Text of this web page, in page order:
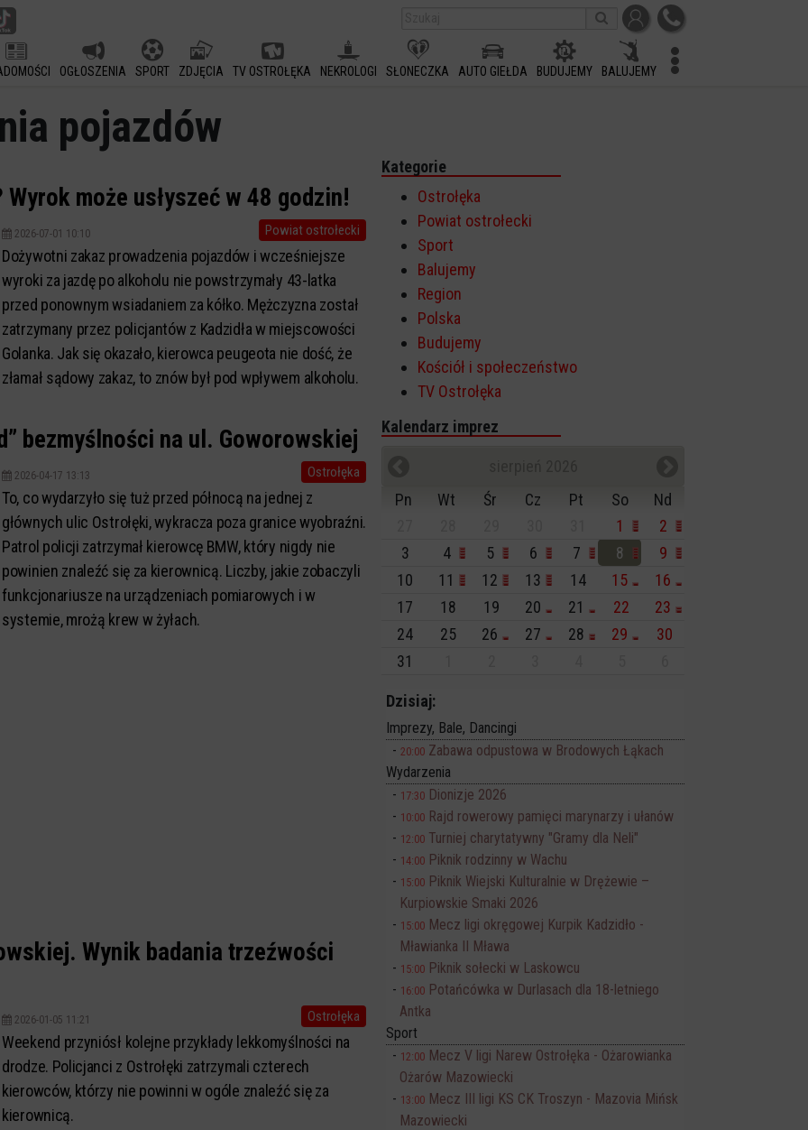
OGŁOSZENIA SPORT ZDJĘCIA TV OSTROŁĘKA NEKROLOGI SŁONECZKA AUTO GIEŁDA BUDUJEMY BALUJEMY
pojazdów
może usłyszeć w 48 godzin!
Powiat ostrołecki
2026-07-01 10:10
Dożywotni zakaz prowadzenia pojazdów i wcześniejsze
wyroki za jazdę po alkoholu nie powstrzymały 43-latka
przed ponownym wsiadaniem za kółko. Mężczyzna został
zatrzymany przez policjantów z Kadzidła w miejscowości
Golanka. Jak się okazało, kierowca peugeota nie dość, że
złamał sądowy zakaz, to znów był pod wpływem alkoholu.
bezmyślności na ul. Goworowskiej
Ostrołęka
2026-04-17 13:13
To, co wydarzyło się tuż przed północą na jednej z
głównych ulic Ostrołęki, wykracza poza granice wyobraźni.
Patrol policji zatrzymał kierowcę BMW, który nigdy nie
powinien znaleźć się za kierownicą. Liczby, jakie zobaczyli
funkcjonariusze na urządzeniach pomiarowych i w
systemie, mrożą krew w żyłach.
Wynik badania trzeźwości
Ostrołęka
2026-01-05 11:21
Weekend przyniósł kolejne przykłady lekkomyślności na
drodze. Policjanci z Ostrołęki zatrzymali czterech
kierowców, którzy nie powinni w ogóle znaleźć się za
kierownicą.
Kategorie
Ostrołęka
Powiat ostrołecki
Sport
Balujemy
Region
Polska
Budujemy
Kościół i społeczeństwo
TV Ostrołęka
Kalendarz imprez
Pn
Wt Śr Cz Pt So
Nd
1
2
3
4 5 6 7 8
9
10
11 12 13 14 15
16
17
18 19 20 21 22
23
24
25 26 27 28 29
30
31
Dzisiaj:
Imprezy, Bale, Dancingi
20:00 Zabawa odpustowa w Brodowych Łąkach
Wydarzenia
17:30 Dionizje 2026
10:00 Rajd rowerowy pamięci marynarzy i ułanów
12:00 Turniej charytatywny "Gramy dla Neli"
14:00 Piknik rodzinny w Wachu
15:00 Piknik Wiejski Kulturalnie w Drężewie –
Kurpiowskie Smaki 2026
15:00 Mecz ligi okręgowej Kurpik Kadzidło -
Mławianka II Mława
15:00 Piknik sołecki w Laskowcu
16:00 Potańcówka w Durlasach dla 18-letniego
Antka
Sport
12:00 Mecz V ligi Narew Ostrołęka - Ożarowianka
Ożarów Mazowiecki
13:00 Mecz III ligi KS CK Troszyn - Mazovia Mińsk
Mazowiecki